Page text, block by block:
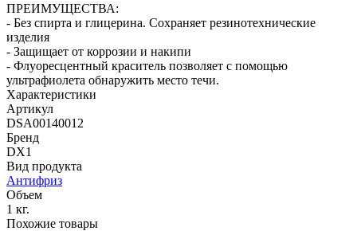
ПРЕИМУЩЕСТВА:
- Без спирта и глицерина. Сохраняет резинотехнические
изделия
- Защищает от коррозии и накипи
- Флуоресцентный краситель позволяет с помощью
ультрафиолета обнаружить место течи.
Характеристики
Артикул
DSA00140012
Бренд
DX1
Вид продукта
Антифриз
Объем
1 кг.
Похожие товары